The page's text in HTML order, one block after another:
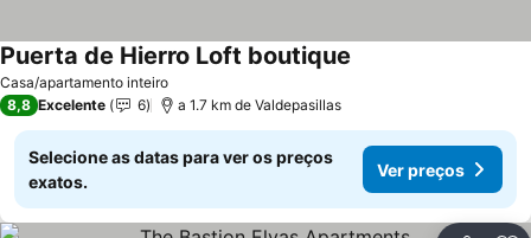
Casa/apartamento inteiro
Puerta de Hierro Loft boutique
8,8 Excelente 6 a 1.7 km de Valdepasillas
Selecione as datas para ver os preços
exatos.
Ver preços